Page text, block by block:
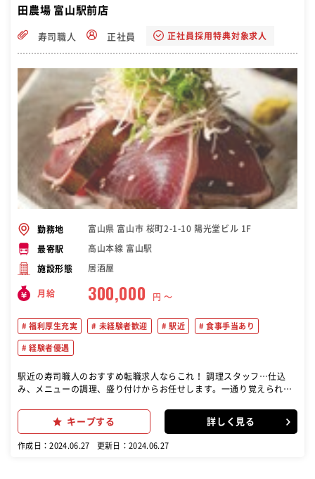
田農場 富山駅前店
寿司職人 正社員 正社員採用特典対象求人
勤務地 富山県 富山市 桜町2-1-10 陽光堂ビル 1F
最寄駅 高山本線 富山駅
施設形態 居酒屋
月給 300,000 円 〜
福利厚生充実 未経験者歓迎 駅近 食事手当あり
経験者優遇
駅近の寿司職人のおすすめ転職求人ならこれ！ 調理スタッフ…仕込
み、メニューの調理、盛り付けからお任せします。一通り覚えられた
までのご経験に合わせて、無理のないところからスタート!経験豊富な
先輩やトレーナーがお教えしますので、徐々にできることを増やして
いきましょう。
キープする 詳しく見る
作成日：2024.06.27 更新日：2024.06.27